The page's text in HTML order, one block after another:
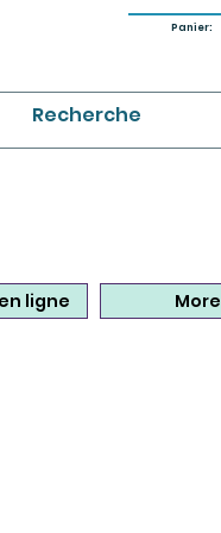
Panier:
ligne More